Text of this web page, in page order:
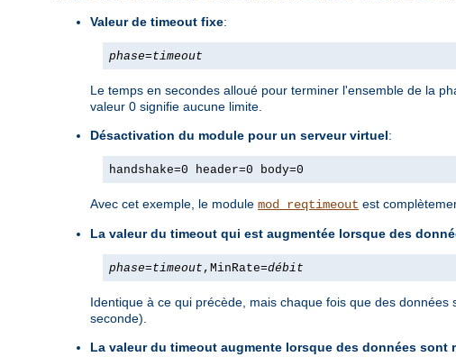
Valeur de timeout fixe:
phase=timeout
Le temps en secondes alloué pour terminer l'ensemble de la
valeur 0 signifie aucune limite.
Désactivation du module pour un serveur virtuel:
handshake=0 header=0 body=0
Avec cet exemple, le module mod_reqtimeout est
La valeur du timeout qui est augmentée lorsque des
phase=timeout ,MinRate=débit
Identique à ce qui précède, mais chaque fois que des
seconde).
La valeur du timeout augmente lorsque des données sont